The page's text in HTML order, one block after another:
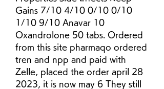
Gains 7/10 4/10 0/10 0/10
1/10 9/10 Anavar 10
Oxandrolone 50 tabs. Ordered
from this site pharmaqo ordered
tren and npp and paid with
Zelle, placed the order april 28
2023, it is now may 6 They still